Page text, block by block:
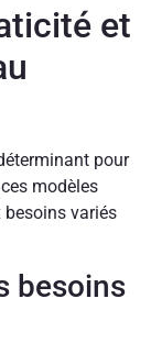
et
pour
modèles
variés
besoins